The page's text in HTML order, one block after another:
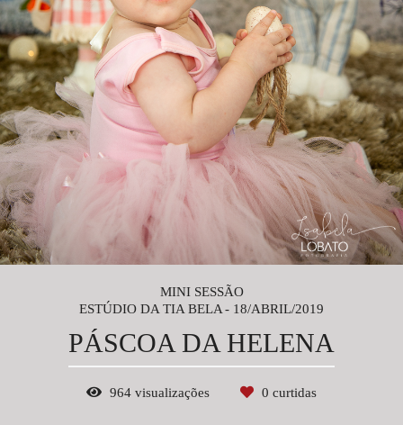
MINI SESSÃO
ESTÚDIO DA TIA BELA
18/ABRIL/2019
PÁSCOA DA HELENA
964 visualizações 0 curtidas